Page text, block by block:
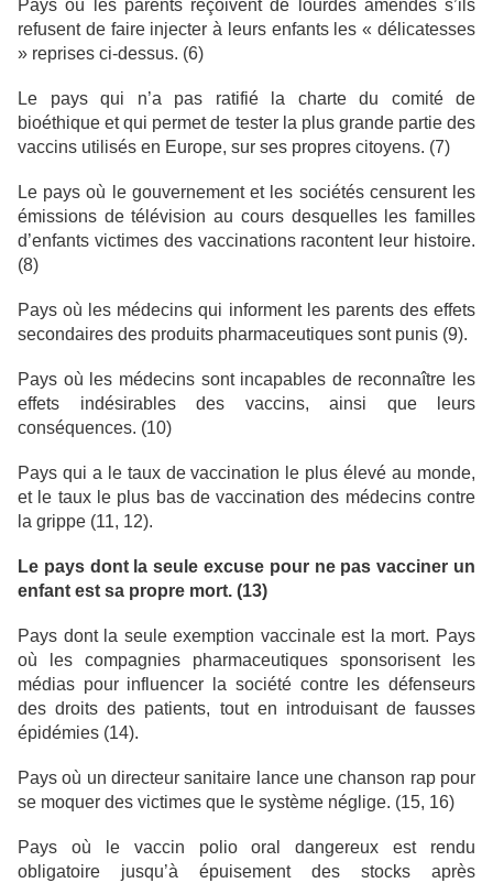
Pays où les parents reçoivent de lourdes amendes s’ils
refusent de faire injecter à leurs enfants les « délicatesses
» reprises ci-dessus. (6)
Le pays qui n’a pas ratifié la charte du comité de
bioéthique et qui permet de tester la plus grande partie des
vaccins utilisés en Europe, sur ses propres citoyens. (7)
Le pays où le gouvernement et les sociétés censurent les
émissions de télévision au cours desquelles les familles
d’enfants victimes des vaccinations racontent leur histoire.
(8)
Pays où les médecins qui informent les parents des effets
secondaires des produits pharmaceutiques sont punis (9).
Pays où les médecins sont incapables de reconnaître les
effets indésirables des vaccins, ainsi que leurs
conséquences. (10)
Pays qui a le taux de vaccination le plus élevé au monde,
et le taux le plus bas de vaccination des médecins contre
la grippe (11, 12).
Le pays dont la seule excuse pour ne pas vacciner un
enfant est sa propre mort. (13)
Pays dont la seule exemption vaccinale est la mort. Pays
où les compagnies pharmaceutiques sponsorisent les
médias pour influencer la société contre les défenseurs
des droits des patients, tout en introduisant de fausses
épidémies (14).
Pays où un directeur sanitaire lance une chanson rap pour
se moquer des victimes que le système néglige. (15, 16)
Pays où le vaccin polio oral dangereux est rendu
obligatoire jusqu’à épuisement des stocks après